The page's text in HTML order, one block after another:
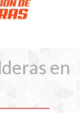
en